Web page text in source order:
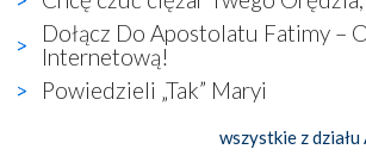
widzieliśmy w urokliwym, niewielkim
gdzie w miejscu dawnego
księgarnia.
Nasze pielgrzymkowe wyprawy,
wspaniałe klasztory w miasteczku
Dołącz Do Apostolatu Fatimy –
Internetową!
Powiedzieli „Tak” Maryi
wszystkie z